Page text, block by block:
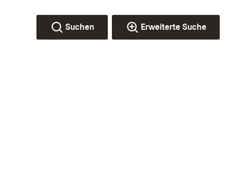
Suchen Erweiterte Suche